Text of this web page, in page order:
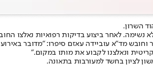
לאחר ביצוע בדיקות רפואיות נאלצו
מד"א עוביידה עאזם סיפרו: "מדובר
ונאלצנו לקבוע את מותו במקום."
לציון בחשד למעורבות בתאונה.